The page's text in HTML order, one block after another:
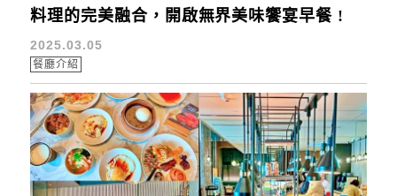
料理的完美融合，開啟無界美味饗宴早餐 !
2025.03.05
餐廳介紹